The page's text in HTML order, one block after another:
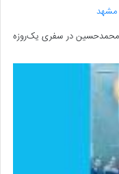
مشهد
محمدحسین در سفری یک‌روزه